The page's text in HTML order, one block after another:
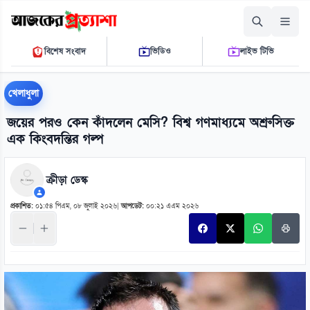
শনিবার, ০৮ আগস্ট ২০২৬
০৯ ৩৯ ০৭ এ.এম.THE DAILY AJKER PROTTASHA
বিশেষ সংবাদ ভিডিও লাইভ টিভি
খেলাধুলা
জয়ের পরও কেন কাঁদলেন মেসি? বিশ্ব গণমাধ্যমে অশ্রুসিক্ত
এক কিংবদন্তির গল্প
ক্রীড়া ডেস্ক
প্রকাশিত: ০১:৫৪ পিএম, ০৮ জুলাই ২০২৬ |আপডেট: ০০:২১ এএম ২০২৬